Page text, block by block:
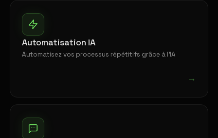
Automatisation IA
Automatisez vos processus répétitifs grâce à l'IA
→